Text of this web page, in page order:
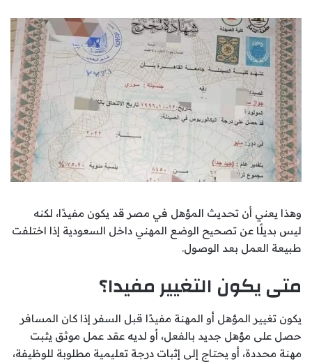
وهذا يعني أن تحديث المؤهل في مصر قد يكون مفيدًا، لكنه
ليس بديلًا عن تصحيح الوضع المهني داخل السعودية إذا اختلفت
طبيعة العمل بعد الوصول.
متى يكون التغيير مفيدا؟
يكون تغيير المؤهل أو المهنة مفيدًا قبل السفر إذا كان المسافر
حصل على مؤهل جديد بالفعل، أو لديه عقد عمل موثق يثبت
مهنة محددة، أو يحتاج إلى إثبات درجة تعليمية مطلوبة للوظيفة،